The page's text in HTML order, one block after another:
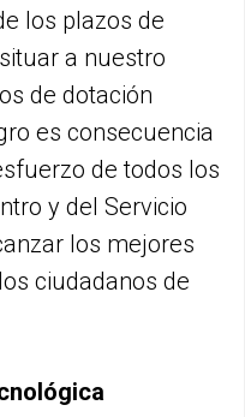
los plazos de
a nuestro
de dotación
es consecuencia
de todos los
y del Servicio
los mejores
ciudadanos de